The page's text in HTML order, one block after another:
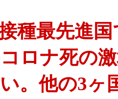
種最先進
ロナ死の
。他の3ヶ